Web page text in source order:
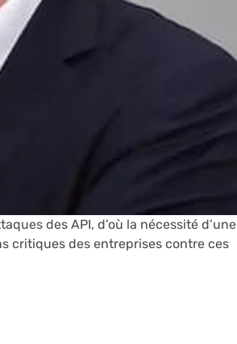
des API, d’où la nécessité d’une
critiques des entreprises contre ces